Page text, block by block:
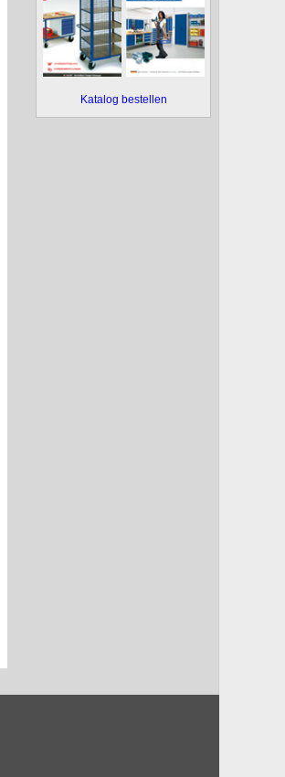
Katalog bestellen